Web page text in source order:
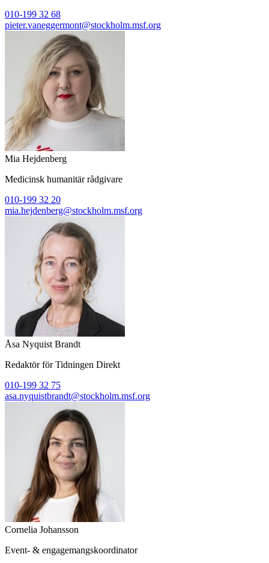
010-199 32 68
pieter.vaneggermont@stockholm.msf.org
Mia Hejdenberg
Medicinsk humanitär rådgivare
010-199 32 20
mia.hejdenberg@stockholm.msf.org
Åsa Nyquist Brandt
Redaktör för Tidningen Direkt
010-199 32 75
asa.nyquistbrandt@stockholm.msf.org
Cornelia Johansson
Event- & engagemangskoordinator